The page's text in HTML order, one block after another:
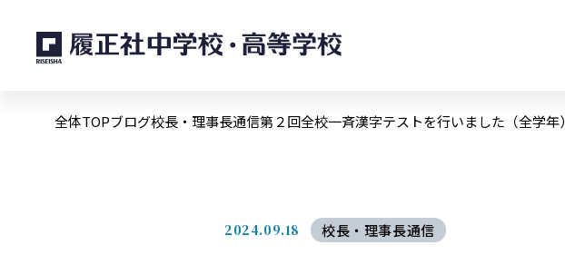
全体TOPブログ校長・理事長通信第２回全校一斉漢字テストを行いました（全学年）
2024.09.18 校長・理事長通信